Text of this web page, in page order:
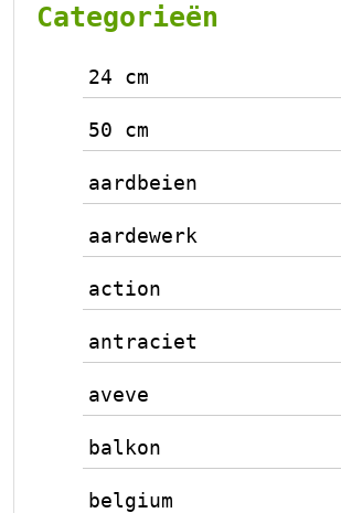
Categorieën
24 cm
50 cm
aardbeien
aardewerk
action
antraciet
aveve
balkon
belgium